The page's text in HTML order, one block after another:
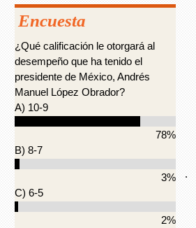
Encuesta
¿Qué calificación le otorgará al
desempeño que ha tenido el
presidente de México, Andrés
Manuel López Obrador?
A) 10-9
78%
B) 8-7
3%
C) 6-5
2%
.